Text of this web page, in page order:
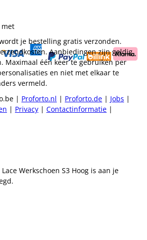
met
je bestelling gratis verzonden.
Aanbiedingen zijn geldig
Maximaal één keer te gebruiken per
en niet met elkaar te
vermeld.
| Proforto.nl | Proforto.de | Jobs |
| Privacy | Contactinformatie |
Werkschoen S3 Hoog is aan je